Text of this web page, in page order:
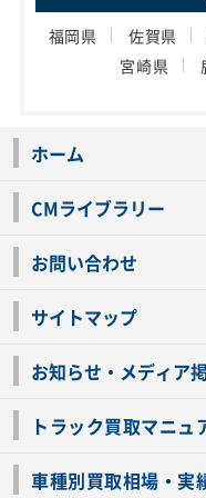
福岡県 佐賀県
宮崎県
ホーム
CMライブラリー
お問い合わせ
サイトマップ
お知らせ・メディア
トラック買取マニュ
車種別買取相場・実